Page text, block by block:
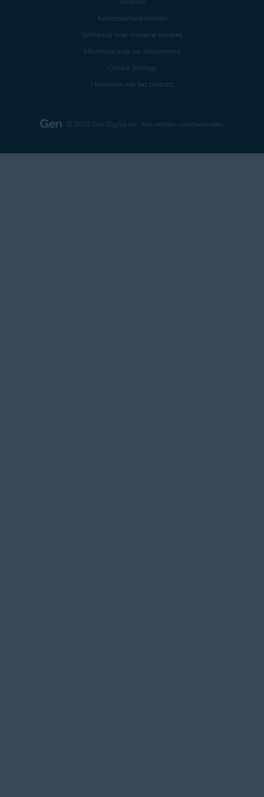
© 2025 Gen Digital Inc. Alle rechten voorbehouden.
Kwetsbaarheid melden
Verklaring over moderne slavernij
Informatie over uw abonnement
Cookie Settings
Herroepen van het contract